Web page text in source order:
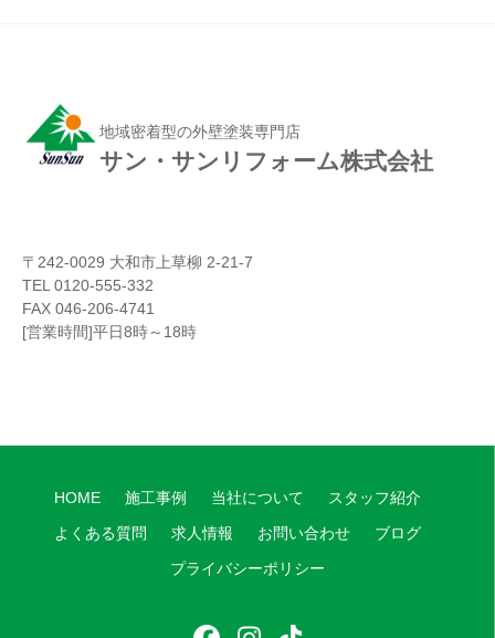
地域密着型の外壁塗装専門店
サン・サンリフォーム株式会社
〒242-0029 大和市上草柳 2-21-7
TEL 0120-555-332
FAX 046-206-4741
[営業時間]平日8時～18時
HOME 施工事例 当社について スタッフ紹介
よくある質問 求人情報 お問い合わせ ブログ
プライバシーポリシー